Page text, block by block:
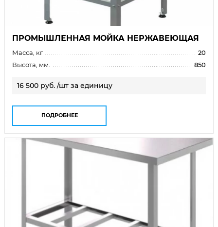
ПРОМЫШЛЕННАЯ МОЙКА НЕРЖАВЕЮЩАЯ
Масса, кг
20
Высота, мм.
850
16 500 руб. /шт за единицу
ПОДРОБНЕЕ